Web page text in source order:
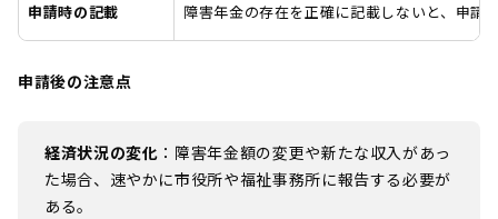
申請時の記載 障害年金の存在を正確に記載しないと、申請
申請後の注意点
経済状況の変化 ：障害年金額の変更や新たな収入があっ
た場合、速やかに市役所や福祉事務所に報告する必要が
ある。